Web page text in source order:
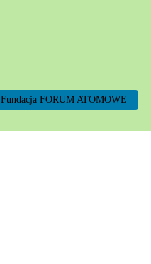
Fundacja FORUM ATOMOWE